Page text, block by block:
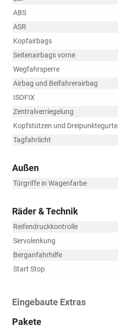
ABS
ASR
Kopfairbags
Seitenairbags vorne
Wegfahrsperre
Airbag und Beifahrerairbag
ISOFIX
Zentralverriegelung
Kopfstützen und Dreipunktegurte
Tagfahrlicht
Außen
Türgriffe in Wagenfarbe
Räder & Technik
Reifendruckkontrolle
Servolenkung
Berganfahrhilfe
Start Stop
Eingebaute Extras
Pakete